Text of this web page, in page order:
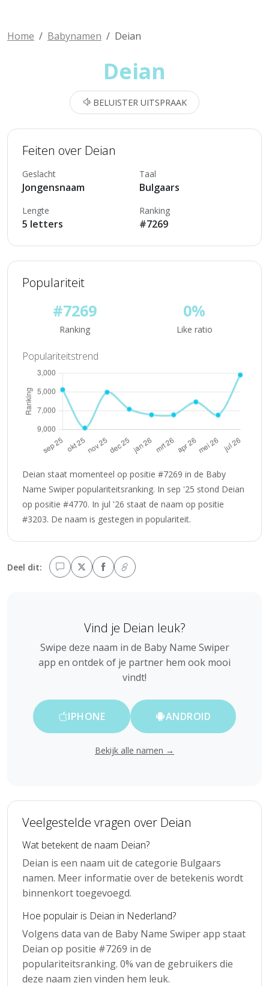
Home Babynamen Deian
Deian
BELUISTER UITSPRAAK
Feiten over Deian
Geslacht
Jongensnaam
Taal
Bulgaars
Lengte
5 letters
Ranking
#7269
Populariteit
#7269
Ranking
0%
Like ratio
Populariteitstrend
Deian staat momenteel op positie #7269 in de Baby
Name Swiper populariteitsranking. In sep '25 stond Deian
op positie #4770. In jul '26 staat de naam op positie
#3203. De naam is gestegen in populariteit.
Deel dit:
Vind je Deian leuk?
Swipe deze naam in de Baby Name Swiper
app en ontdek of je partner hem ook mooi
vindt!
IPHONE ANDROID
Bekijk alle namen →
Veelgestelde vragen over Deian
Wat betekent de naam Deian?
Deian is een naam uit de categorie Bulgaars
namen. Meer informatie over de betekenis wordt
binnenkort toegevoegd.
Hoe populair is Deian in Nederland?
Volgens data van de Baby Name Swiper app staat
Deian op positie #7269 in de
populariteitsranking. 0% van de gebruikers die
deze naam zien vinden hem leuk.